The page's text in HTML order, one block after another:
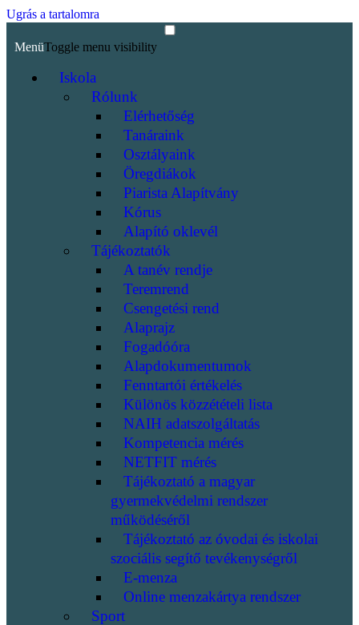
Ugrás a tartalomra
MenüToggle menu visibility
Iskola
Rólunk
Elérhetőség
Tanáraink
Osztályaink
Öregdiákok
Piarista Alapítvány
Kórus
Alapító oklevél
Tájékoztatók
A tanév rendje
Teremrend
Csengetési rend
Alaprajz
Fogadóóra
Alapdokumentumok
Fenntartói értékelés
Különös közzétételi lista
NAIH adatszolgáltatás
Kompetencia mérés
NETFIT mérés
Tájékoztató a magyar
gyermekvédelmi rendszer
működéséről
Tájékoztató az óvodai és iskolai
szociális segítő tevékenységről
E-menza
Online menzakártya rendszer
Sport